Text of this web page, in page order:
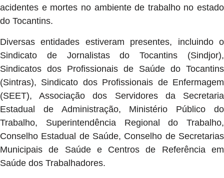
acidentes e mortes no ambiente de trabalho no estado
do Tocantins.
Diversas entidades estiveram presentes, incluindo o
Sindicato de Jornalistas do Tocantins (Sindjor),
Sindicatos dos Profissionais de Saúde do Tocantins
(Sintras), Sindicato dos Profissionais de Enfermagem
(SEET), Associação dos Servidores da Secretaria
Estadual de Administração, Ministério Público do
Trabalho, Superintendência Regional do Trabalho,
Conselho Estadual de Saúde, Conselho de Secretarias
Municipais de Saúde e Centros de Referência em
Saúde dos Trabalhadores.